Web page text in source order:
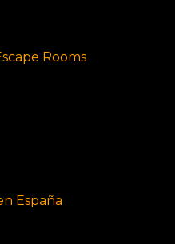
Rooms
España